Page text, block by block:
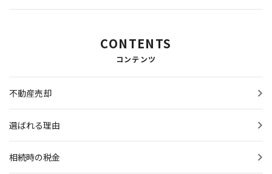
CONTENTS
コンテンツ
不動産売却
選ばれる理由
相続時の税金